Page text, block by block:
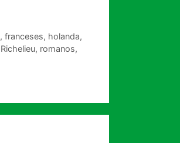
, franceses, holanda,
Richelieu, romanos,